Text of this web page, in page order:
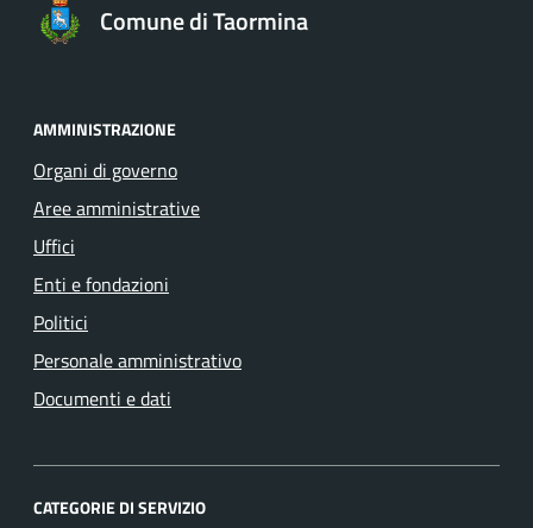
Comune di Taormina
AMMINISTRAZIONE
Organi di governo
Aree amministrative
Uffici
Enti e fondazioni
Politici
Personale amministrativo
Documenti e dati
CATEGORIE DI SERVIZIO